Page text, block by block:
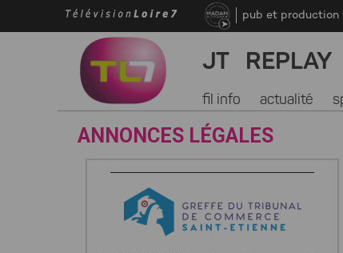
pub et production
JT REPLAY
fil info actualité
ANNONCES LÉGALES